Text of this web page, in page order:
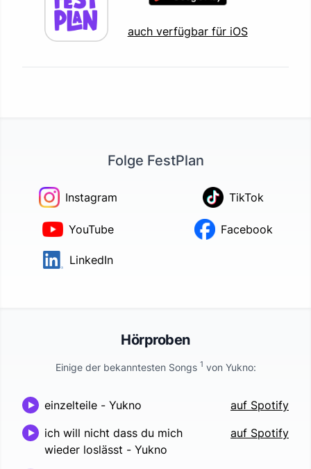
auch verfügbar für iOS
Folge FestPlan
Instagram TikTok
YouTube Facebook
LinkedIn
Hörproben
Einige der bekanntesten Songs 1 von Yukno:
einzelteile - Yukno
auf Spotify
ich will nicht dass du mich
wieder loslässt - Yukno
auf Spotify